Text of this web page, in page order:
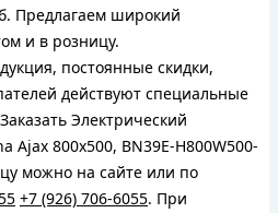
Предлагаем широкий
и в розницу.
постоянные скидки,
действуют специальные
Электрический
Ajax 800x500, BN39E-H800W500-
можно на сайте или по
+7 (926) 706-6055. При